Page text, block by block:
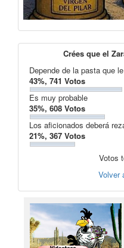
Crées que el
Depende de la pasta que
43%, 741 Votos
Es muy probable
35%, 608 Votos
Los aficionados deberá
21%, 367 Votos
Votos
Volver